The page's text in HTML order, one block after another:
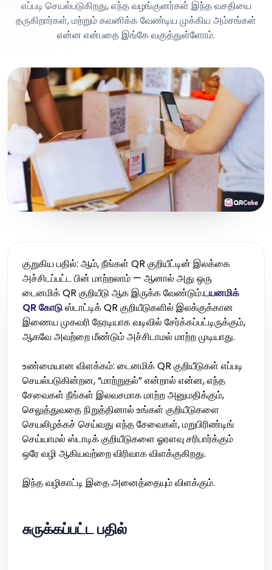
எப்படி செயல்படுகிறது, எந்த வழங்குனர்கள் இந்த வசதியை
தருகிறார்கள், மற்றும் கவனிக்க வேண்டிய முக்கிய அம்சங்கள்
என்ன என்பதை இங்கே வகுத்துள்ளோம்.
குறுகிய பதில்: ஆம், நீங்கள் QR குறியீட்டின் இலக்கை
அச்சிடப்பட்ட பின் மாற்றலாம் — ஆனால் அது ஒரு
டைனமிக் QR குறியீடு ஆக இருக்க வேண்டும்.டயனமிக்
QR கோடுஸ்டாட்டிக் QR குறியீடுகளில் இலக்குக்கான
இணைய முகவரி நேரடியாக வடிவில் சேர்க்கப்பட்டிருக்கும்,
ஆகவே அவற்றை மீண்டும் அச்சிடாமல் மாற்ற முடியாது.
உண்மையான விளக்கம்: டைனமிக் QR குறியீடுகள் எப்படி
செயல்படுகின்றன, “மாற்றுதல்” என்றால் என்ன, எந்த
சேவைகள் நீங்கள் இலவசமாக மாற்ற அனுமதிக்கும்,
செலுத்துவதை நிறுத்தினால் உங்கள் குறியீடுகளை
செயலிழக்கச் செய்வது எந்த சேவைகள், மறுபிரிண்டிங்
செய்யாமல் ஸ்டாடிக் குறியீடுகளை ஓரளவு சரிபார்க்கும்
ஒரே வழி ஆகியவற்றை விரிவாக விளக்குகிறது.
இந்த வழிகாட்டி இதை அனைத்தையும் விளக்கும்.
சுருக்கப்பட்ட பதில்